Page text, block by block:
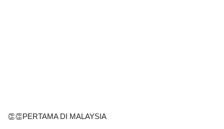
👏👏PERTAMA DI MALAYSIA